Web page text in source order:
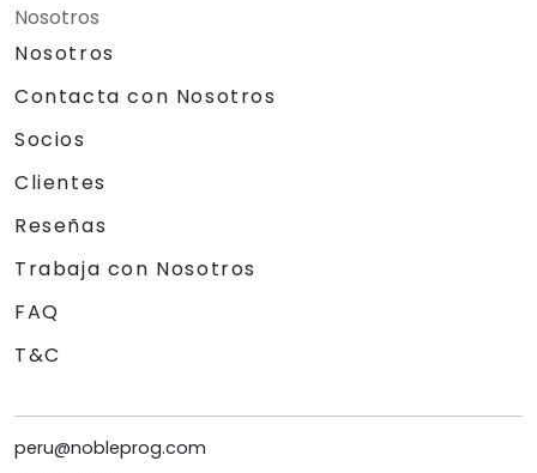
Nosotros
Nosotros
Contacta con Nosotros
Socios
Clientes
Reseñas
Trabaja con Nosotros
FAQ
T&C
peru@nobleprog.com